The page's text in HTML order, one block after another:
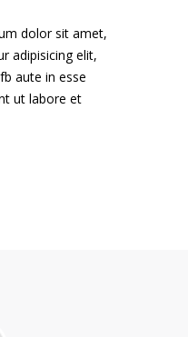
dolor sit amet,
adipisicing elit,
aute in esse
ut labore et